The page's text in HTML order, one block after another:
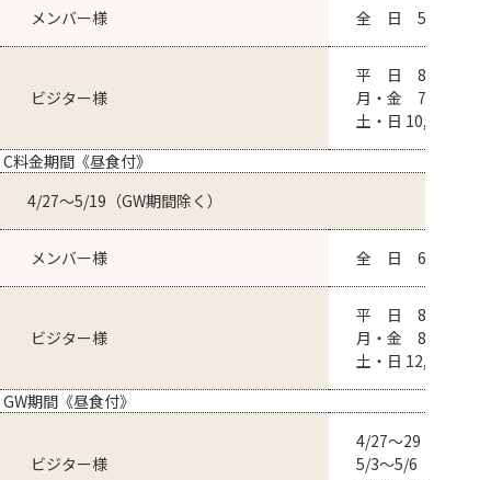
メンバー様 全 日 5,750円～
ビジター様
平 日 8,050円～
月・金 7,800円～
土・日 10,500円～
C料金期間《昼食付》
4/27～5/19（GW期間除く）
メンバー様 全 日 6,700円～
ビジター様
平 日 8,500円～
月・金 8,250円～
土・日 12,900円～
GW期間《昼食付》
ビジター様
4/27～29・
5/3～5/6